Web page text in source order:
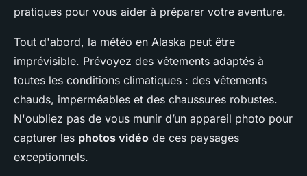
pratiques pour vous aider à préparer votre aventure.
Tout d'abord, la météo en Alaska peut être
imprévisible. Prévoyez des vêtements adaptés à
toutes les conditions climatiques : des vêtements
chauds, imperméables et des chaussures robustes.
N'oubliez pas de vous munir d’un appareil photo pour
capturer les photos vidéo de ces paysages
exceptionnels.